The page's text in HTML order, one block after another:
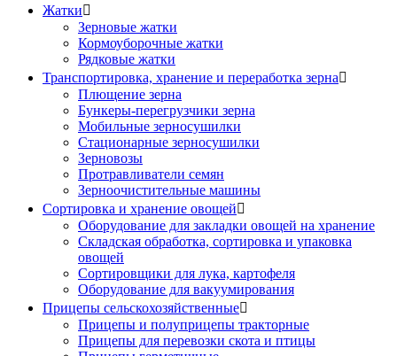
Жатки
Зерновые жатки
Кормоуборочные жатки
Рядковые жатки
Транспортировка, хранение и переработка зерна
Плющение зерна
Бункеры-перегрузчики зерна
Мобильные зерносушилки
Стационарные зерносушилки
Зерновозы
Протравливатели семян
Зерноочистительные машины
Сортировка и хранение овощей
Оборудование для закладки овощей на хранение
Складская обработка, сортировка и упаковка
овощей
Сортировщики для лука, картофеля
Оборудование для вакуумирования
Прицепы сельскохозяйственные
Прицепы и полуприцепы тракторные
Прицепы для перевозки скота и птицы